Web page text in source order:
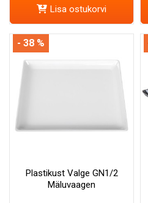
Lisa ostukorvi
Plastikust Valge GN1/2
Mäluvaagen
- 38 %